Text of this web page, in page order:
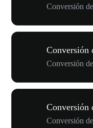
Conversión
Conversión
Conversión
Conversión